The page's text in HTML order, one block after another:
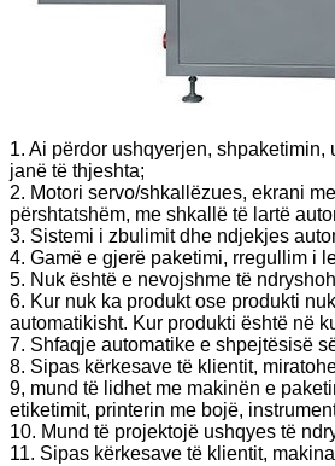
1. Ai përdor ushqyerjen,
janë të thjeshta;
2. Motori servo/shkallëzues, ekrani
përshtatshëm, me shkallë të lartë
3. Sistemi i zbulimit dhe ndjekjes
4. Gamë e gjerë paketimi, rregullim i
5. Nuk është e nevojshme të
6. Kur nuk ka produkt ose produkti
automatikisht. Kur produkti është në
7. Shfaqje automatike e shpejtësisë
8. Sipas kërkesave të klientit,
9, mund të lidhet me makinën e
etiketimit, printerin me bojë,
10. Mund të projektojë ushqyes të
11. Sipas kërkesave të klientit,